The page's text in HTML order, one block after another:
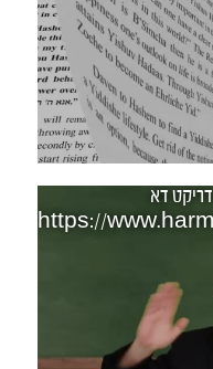
דריקט דא
https://